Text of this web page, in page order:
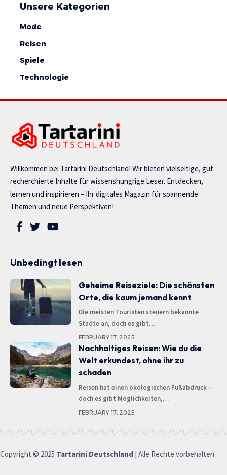
Unsere Kategorien
Mode
Reisen
Spiele
Technologie
Willkommen bei Tartarini Deutschland! Wir bieten vielseitige, gut
recherchierte Inhalte für wissenshungrige Leser. Entdecken,
lernen und inspirieren – Ihr digitales Magazin für spannende
Themen und neue Perspektiven!
Unbedingt lesen
Geheime Reiseziele: Die schönsten
Orte, die kaum jemand kennt
Die meisten Touristen steuern bekannte
Städte an, doch es gibt…
FEBRUARY 17, 2025
Nachhaltiges Reisen: Wie du die
Welt erkundest, ohne ihr zu
schaden
Reisen hat einen ökologischen Fußabdruck –
doch es gibt Möglichkeiten,…
FEBRUARY 17, 2025
Copyright © 2025 Tartarini Deutschland | Alle Rechte vorbehalten